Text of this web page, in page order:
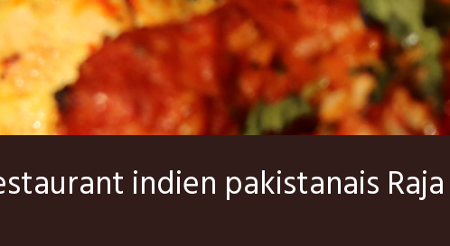
indien pakistanais